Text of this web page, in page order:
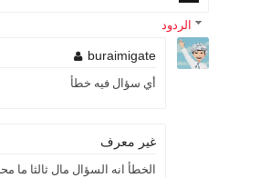
الردود
buraimigate
أي سؤال فيه خطأ
غير معرف
الخطأ انه السؤال مال ثالثا ما